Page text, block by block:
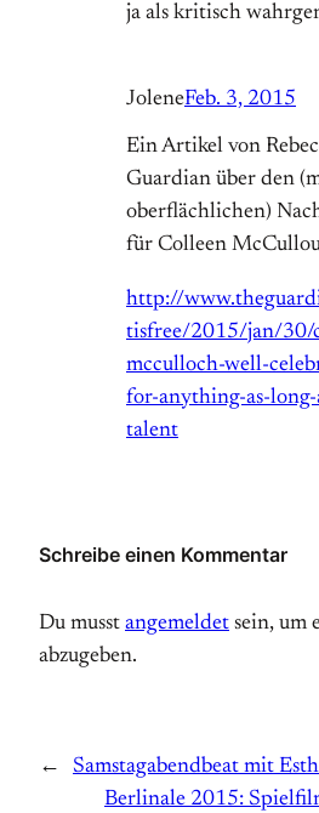
ja als kritisch
JoleneFeb. 3, 2015
Ein Artikel von
Guardian über den
oberflächlichen)
für Colleen
http://
tisfree/2015/jan/30/
mcculloch-well-
for-anything-as-
talent
Schreibe einen Kommentar
Du musst angemeldet sein, um
abzugeben.
←
Samstagabendbeat mit
Berlinale 2015: